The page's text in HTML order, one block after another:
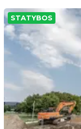
STATYBOS